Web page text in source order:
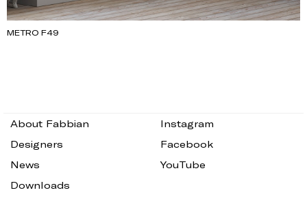
METRO F49
About Fabbian
Designers
News
Downloads
Instagram
Facebook
YouTube